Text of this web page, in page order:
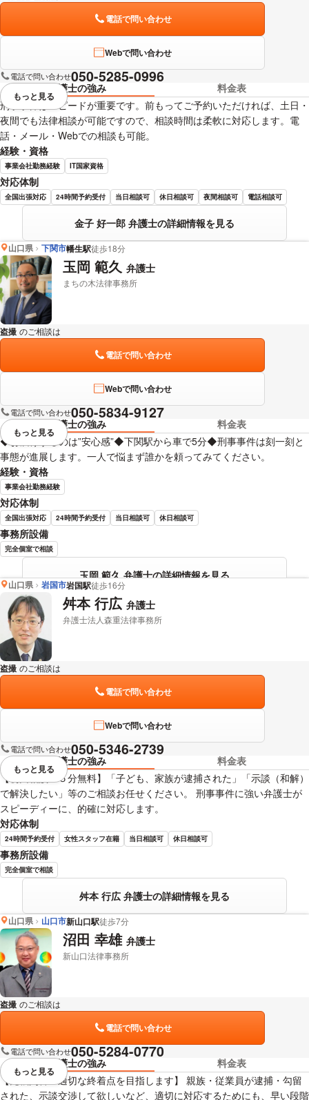
電話で問い合わせ
Webで問い合わせ
電話で問い合わせ050-5285-0996
弁護士の強み
料金表
刑事事件はスピードが重要です。前もってご予約いただければ、土日・
夜間でも法律相談が可能ですので、相談時間は柔軟に対応します。電
話・メール・Webでの相談も可能。
経験・資格
事業会社勤務経験 IT国家資格
対応体制
全国出張対応 24時間予約受付 当日相談可 休日相談可 夜間相談可 電話相談可
金子 好一郎 弁護士の詳細情報を見る
視覚的に省略されている要素を
もっと見る
山口県 下関市幡生駅徒歩18分
玉岡 範久 弁護士
まちの木法律事務所
盗撮 のご相談は
電話で問い合わせ
Webで問い合わせ
電話で問い合わせ050-5834-9127
弁護士の強み
料金表
◆お届けするのは”安心感”◆下関駅から車で5分◆刑事事件は刻一刻と
事態が進展します。一人で悩まず誰かを頼ってみてください。
経験・資格
事業会社勤務経験
対応体制
全国出張対応 24時間予約受付 当日相談可 休日相談可
事務所設備
完全個室で相談
玉岡 範久 弁護士の詳細情報を見る
視覚的に省略されている要素を
もっと見る
山口県 岩国市岩国駅徒歩16分
舛本 行広 弁護士
弁護士法人森重法律事務所
盗撮 のご相談は
電話で問い合わせ
Webで問い合わせ
電話で問い合わせ050-5346-2739
弁護士の強み
料金表
【初回相談４５分無料】「子ども、家族が逮捕された」「示談（和解）
で解決したい」等のご相談お任せください。 刑事事件に強い弁護士が
スピーディーに、的確に対応します。
対応体制
24時間予約受付 女性スタッフ在籍 当日相談可 休日相談可
事務所設備
完全個室で相談
舛本 行広 弁護士の詳細情報を見る
視覚的に省略されている要素を
もっと見る
山口県 山口市新山口駅徒歩7分
沼田 幸雄 弁護士
新山口法律事務所
盗撮 のご相談は
電話で問い合わせ
電話で問い合わせ050-5284-0770
弁護士の強み
料金表
【元裁判官・適切な終着点を目指します】 親族・従業員が逮捕・勾留
された、示談交渉して欲しいなど、適切に対応するためにも、早い段階
視覚的に省略されている要素を
もっと見る